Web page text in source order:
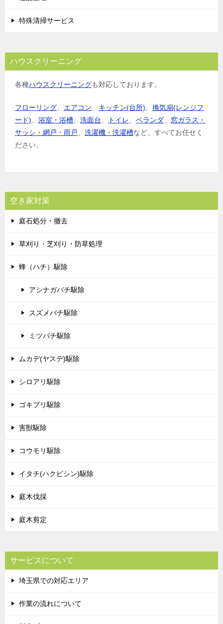
特殊清掃サービス
ハウスクリーニング
各種ハウスクリーニングも対応しております。
フローリング、 エアコン、 キッチン(台所)、 換気扇(レンジフ
ード)、 浴室・浴槽、 洗面台、 トイレ、 ベランダ、 窓ガラス・
サッシ・網戸・雨戸、 洗濯機・洗濯槽など、すべてお任せく
ださい。
空き家対策
庭石処分・撤去
草刈り・芝刈り・防草処理
蜂（ハチ）駆除
アシナガバチ駆除
スズメバチ駆除
ミツバチ駆除
ムカデ(ヤスデ)駆除
シロアリ駆除
ゴキブリ駆除
害獣駆除
コウモリ駆除
イタチ(ハクビシン)駆除
庭木伐採
庭木剪定
サービスについて
埼玉県での対応エリア
作業の流れについて